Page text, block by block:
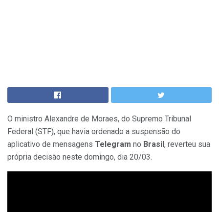
O ministro Alexandre de Moraes, do Supremo Tribunal
Federal (STF), que havia ordenado a suspensão do
aplicativo de mensagens Telegram no Brasil, reverteu sua
própria decisão neste domingo, dia 20/03.